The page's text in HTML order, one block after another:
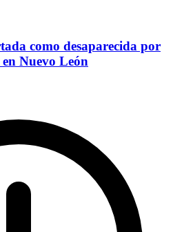
como desaparecida por
Nuevo León